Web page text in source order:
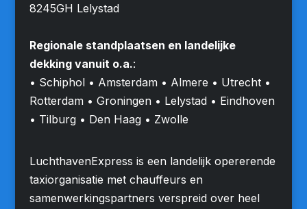
8245GH Lelystad
Regionale standplaatsen en landelijke
dekking vanuit o.a.:
• Schiphol • Amsterdam • Almere • Utrecht •
Rotterdam • Groningen • Lelystad • Eindhoven
• Tilburg • Den Haag • Zwolle
LuchthavenExpress is een landelijk opererende
taxiorganisatie met chauffeurs en
samenwerkingspartners verspreid over heel